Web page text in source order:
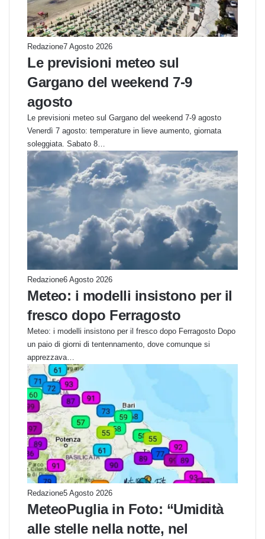
Redazione7 Agosto 2026
Le previsioni meteo sul
Gargano del weekend 7-9
agosto
Le previsioni meteo sul Gargano del weekend 7-9 agosto
Venerdì 7 agosto: temperature in lieve aumento, giornata
soleggiata. Sabato 8…
Redazione6 Agosto 2026
Meteo: i modelli insistono per il
fresco dopo Ferragosto
Meteo: i modelli insistono per il fresco dopo Ferragosto Dopo
un paio di giorni di tentennamento, dove comunque si
apprezzava…
Redazione5 Agosto 2026
MeteoPuglia in Foto: “Umidità
alle stelle nella notte, nel